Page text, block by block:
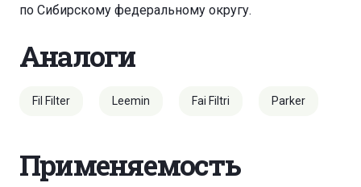
по Сибирскому федеральному округу.
Аналоги
Fil Filter Leemin Fai Filtri Parker
Применяемость